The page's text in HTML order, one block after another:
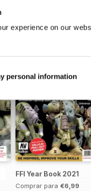
experience on our
personal information
FFI Year Book 2021
Comprar para €6,99